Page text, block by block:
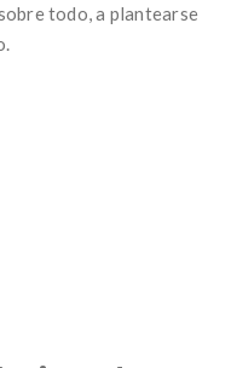
todo, a plantearse